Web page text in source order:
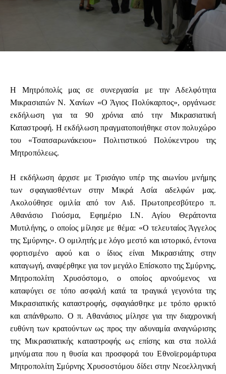
Η Μητρόπολίς μας σε συνεργασία με την Αδελφότητα
Μικρασιατών Ν. Χανίων «Ο Άγιος Πολύκαρπος», οργάνωσε
εκδήλωση για τα 90 χρόνια από την Μικρασιατική
Καταστροφή. Η εκδήλωση πραγματοποιήθηκε στον πολυχώρο
του «Τσατσαρωνάκειου» Πολιτιστικού Πολύκεντρου της
Μητροπόλεως.
Η εκδήλωση άρχισε με Τρισάγιο υπέρ της αιωνίου μνήμης
των σφαγιασθέντων στην Μικρά Ασία αδελφών μας.
Ακολούθησε ομιλία από τον Αιδ. Πρωτοπρεσβύτερο π.
Αθανάσιο Γιούσμα, Εφημέριο Ι.Ν. Αγίου Θεράποντα
Μυτιλήνης, ο οποίος μίλησε με θέμα: «Ο τελευταίος Άγγελος
της Σμύρνης». Ο ομιλητής με λόγο μεστό και ιστορικό, έντονα
φορτισμένο αφού και ο ίδιος είναι Μικρασιάτης στην
καταγωγή, αναφέρθηκε για τον μεγάλο Επίσκοπο της Σμύρνης,
Μητροπολίτη Χρυσόστομο, ο οποίος αρνούμενος να
καταφύγει σε τόπο ασφαλή κατά τα τραγικά γεγονότα της
Μικρασιατικής καταστροφής, σφαγιάσθηκε με τρόπο φρικτό
και απάνθρωπο. Ο π. Αθανάσιος μίλησε για την διαχρονική
ευθύνη των κρατούντων ως προς την αδυναμία αναγνώρισης
της Μικρασιατικής καταστροφής ως επίσης και στα πολλά
μηνύματα που η θυσία και προσφορά του Εθνοϊερομάρτυρα
Μητροπολίτη Σμύρνης Χρυσοστόμου δίδει στην Νεοελληνική